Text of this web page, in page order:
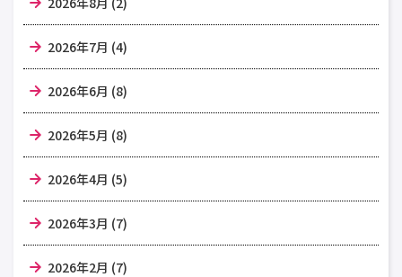
2026年7月 (4)
2026年6月 (8)
2026年5月 (8)
2026年4月 (5)
2026年3月 (7)
2026年2月 (7)